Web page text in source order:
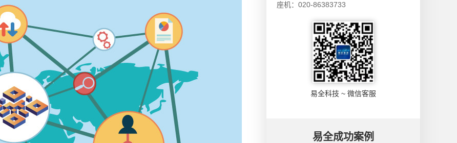
座机：020-86383733
易全科技 ~ 微信客服
易全成功案例